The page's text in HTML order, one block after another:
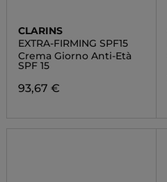
CLARINS
EXTRA-FIRMING SPF15
Crema Giorno Anti-Età
SPF 15
93,67 €